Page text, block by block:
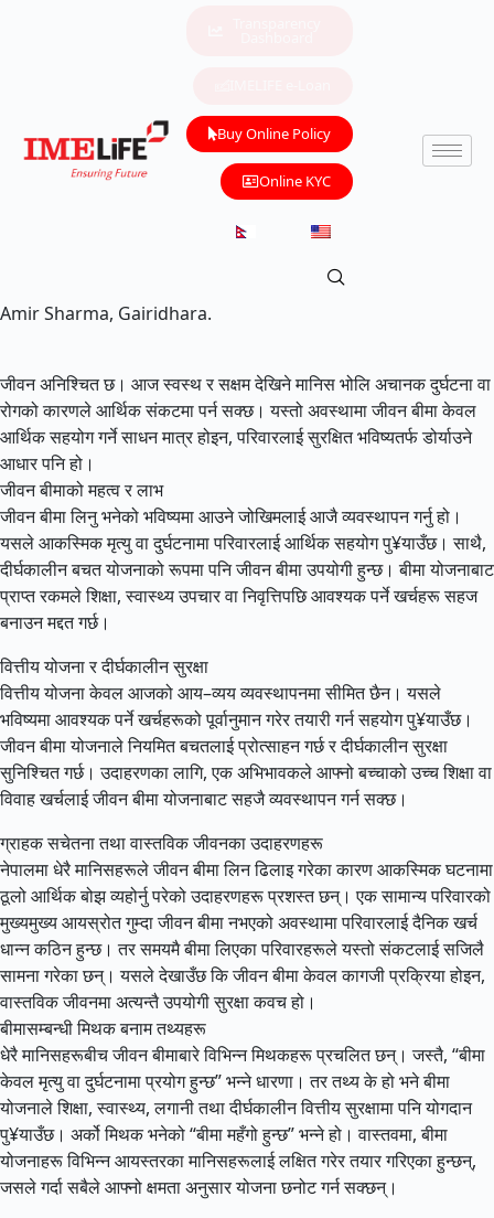
Buy Online Policy
Online KYC
Amir Sharma, Gairidhara.
जीवन अनिश्चित छ। आज स्वस्थ र सक्षम देखिने मानिस भोलि अचानक दुर्घटना वा
रोगको कारणले आर्थिक संकटमा पर्न सक्छ। यस्तो अवस्थामा जीवन बीमा केवल
आर्थिक सहयोग गर्ने साधन मात्र होइन, परिवारलाई सुरक्षित भविष्यतर्फ डोर्याउने
आधार पनि हो।
जीवन बीमाको महत्व र लाभ
जीवन बीमा लिनु भनेको भविष्यमा आउने जोखिमलाई आजै व्यवस्थापन गर्नु हो।
यसले आकस्मिक मृत्यु वा दुर्घटनामा परिवारलाई आर्थिक सहयोग पु¥याउँछ। साथै,
दीर्घकालीन बचत योजनाको रूपमा पनि जीवन बीमा उपयोगी हुन्छ। बीमा योजनाबाट
प्राप्त रकमले शिक्षा, स्वास्थ्य उपचार वा निवृत्तिपछि आवश्यक पर्ने खर्चहरू सहज
बनाउन मद्दत गर्छ।
वित्तीय योजना र दीर्घकालीन सुरक्षा
वित्तीय योजना केवल आजको आय–व्यय व्यवस्थापनमा सीमित छैन। यसले
भविष्यमा आवश्यक पर्ने खर्चहरूको पूर्वानुमान गरेर तयारी गर्न सहयोग पु¥याउँछ।
जीवन बीमा योजनाले नियमित बचतलाई प्रोत्साहन गर्छ र दीर्घकालीन सुरक्षा
सुनिश्चित गर्छ। उदाहरणका लागि, एक अभिभावकले आफ्नो बच्चाको उच्च शिक्षा वा
विवाह खर्चलाई जीवन बीमा योजनाबाट सहजै व्यवस्थापन गर्न सक्छ।
ग्राहक सचेतना तथा वास्तविक जीवनका उदाहरणहरू
नेपालमा धेरै मानिसहरूले जीवन बीमा लिन ढिलाइ गरेका कारण आकस्मिक घटनामा
ठूलो आर्थिक बोझ व्यहोर्नु परेको उदाहरणहरू प्रशस्त छन्। एक सामान्य परिवारको
मुख्यमुख्य आयस्रोत गुम्दा जीवन बीमा नभएको अवस्थामा परिवारलाई दैनिक खर्च
धान्न कठिन हुन्छ। तर समयमै बीमा लिएका परिवारहरूले यस्तो संकटलाई सजिलै
सामना गरेका छन्। यसले देखाउँछ कि जीवन बीमा केवल कागजी प्रक्रिया होइन,
वास्तविक जीवनमा अत्यन्तै उपयोगी सुरक्षा कवच हो।
बीमासम्बन्धी मिथक बनाम तथ्यहरू
धेरै मानिसहरूबीच जीवन बीमाबारे विभिन्न मिथकहरू प्रचलित छन्। जस्तै, “बीमा
केवल मृत्यु वा दुर्घटनामा प्रयोग हुन्छ” भन्ने धारणा। तर तथ्य के हो भने बीमा
योजनाले शिक्षा, स्वास्थ्य, लगानी तथा दीर्घकालीन वित्तीय सुरक्षामा पनि योगदान
पु¥याउँछ। अर्को मिथक भनेको “बीमा महँगो हुन्छ” भन्ने हो। वास्तवमा, बीमा
योजनाहरू विभिन्न आयस्तरका मानिसहरूलाई लक्षित गरेर तयार गरिएका हुन्छन्,
जसले गर्दा सबैले आफ्नो क्षमता अनुसार योजना छनोट गर्न सक्छन्।